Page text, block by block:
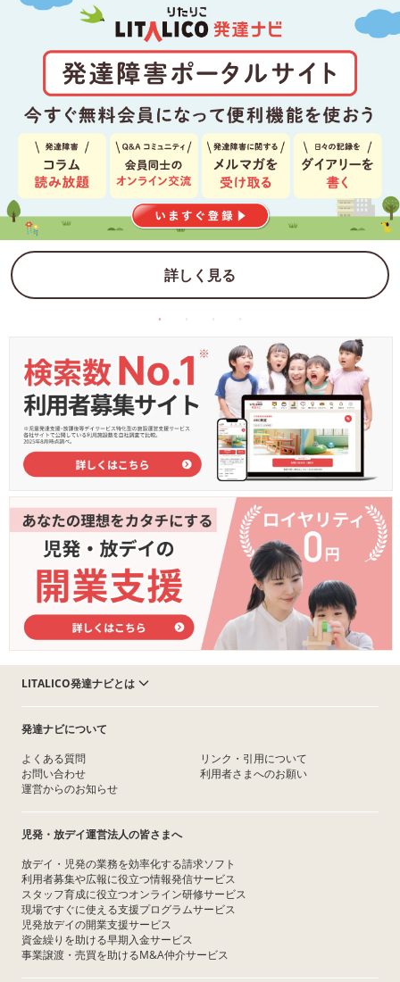
詳しく見る
LITALICO発達ナビとは
発達ナビについて
よくある質問
お問い合わせ
運営からのお知らせ
リンク・引用について
利用者さまへのお願い
児発・放デイ運営法人の皆さまへ
放デイ・児発の業務を効率化する請求ソフト
利用者募集や広報に役立つ情報発信サービス
スタッフ育成に役立つオンライン研修サービス
現場ですぐに使える支援プログラムサービス
児発放デイの開業支援サービス
資金繰りを助ける早期入金サービス
事業譲渡・売買を助けるM&A仲介サービス